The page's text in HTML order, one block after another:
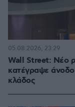
Wall Street: Νέο
κατέγραψε άνοδο
κλάδος
05.08.2026, 23:29